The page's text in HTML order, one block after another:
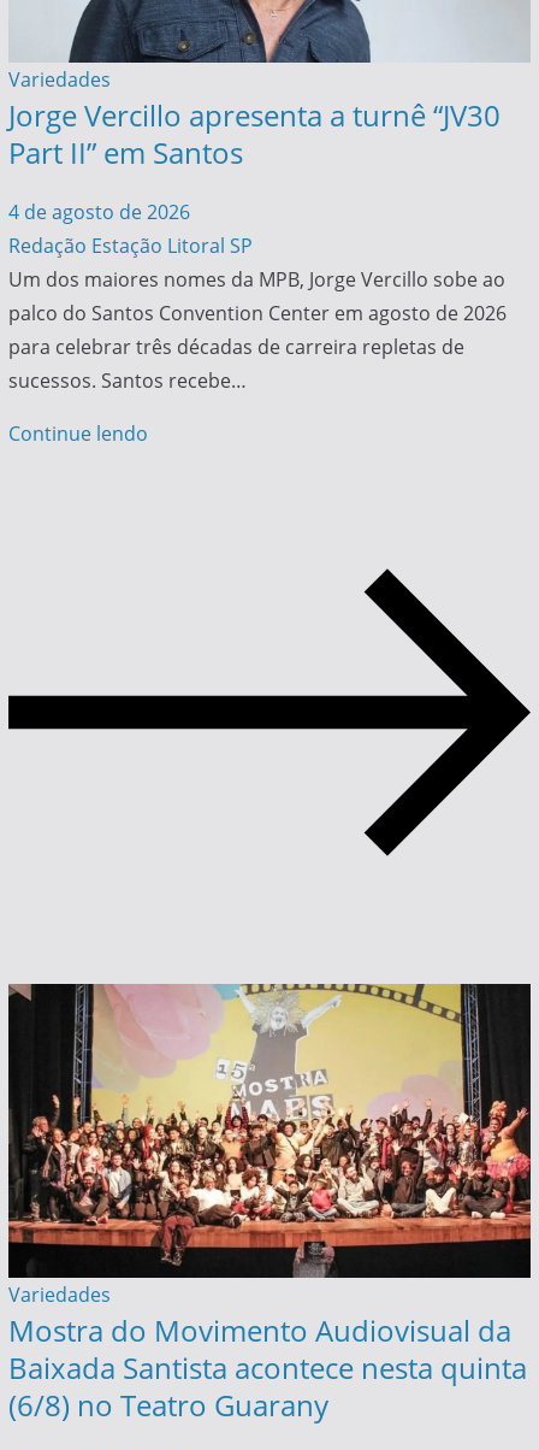
Variedades
Jorge Vercillo apresenta a turnê “JV30
Part II” em Santos
4 de agosto de 2026
Redação Estação Litoral SP
Um dos maiores nomes da MPB, Jorge Vercillo sobe ao
palco do Santos Convention Center em agosto de 2026
para celebrar três décadas de carreira repletas de
sucessos. Santos recebe…
Continue lendo
Variedades
Mostra do Movimento Audiovisual da
Baixada Santista acontece nesta quinta
(6/8) no Teatro Guarany